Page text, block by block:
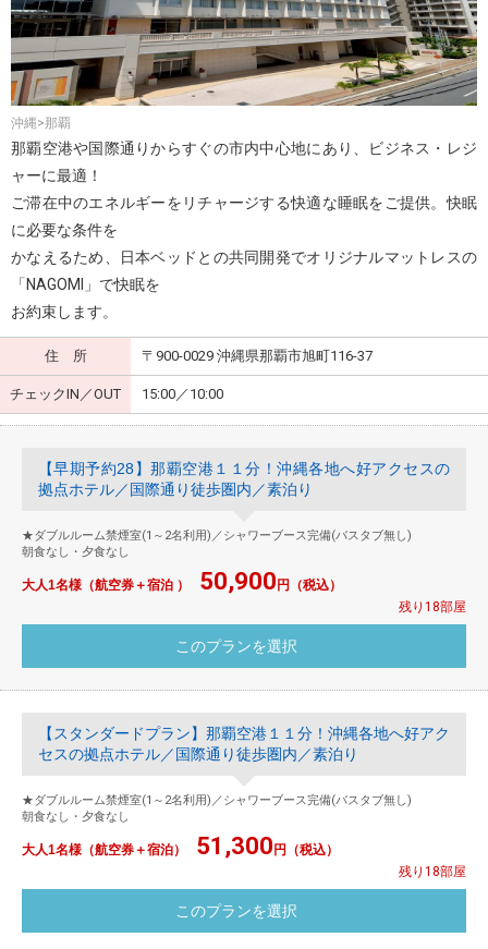
沖縄>那覇
那覇空港や国際通りからすぐの市内中心地にあり、ビジネス・レジ
ャーに最適！
ご滞在中のエネルギーをリチャージする快適な睡眠をご提供。快眠
に必要な条件を
かなえるため、日本ベッドとの共同開発でオリジナルマットレスの
「NAGOMI」で快眠を
お約束します。
住 所 〒900-0029 沖縄県那覇市旭町116-37
チェックIN／OUT 15:00／10:00
【早期予約28】那覇空港１１分！沖縄各地へ好アクセスの
拠点ホテル／国際通り徒歩圏内／素泊り
★ダブルルーム禁煙室(1～2名利用)／シャワーブース完備(バスタブ無し)
朝食なし・夕食なし
大人1名様（航空券＋宿泊 ） 50,900 円（税込）
残り18部屋
【スタンダードプラン】那覇空港１１分！沖縄各地へ好アク
セスの拠点ホテル／国際通り徒歩圏内／素泊り
★ダブルルーム禁煙室(1～2名利用)／シャワーブース完備(バスタブ無し)
朝食なし・夕食なし
大人1名様（航空券＋宿泊） 51,300 円（税込）
残り18部屋